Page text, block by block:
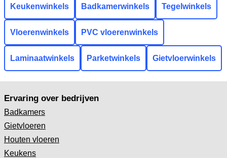
Keukenwinkels Badkamerwinkels Tegelwinkels
Vloerenwinkels PVC vloerenwinkels
Laminaatwinkels Parketwinkels Gietvloerwinkels
Ervaring over bedrijven
Badkamers
Gietvloeren
Houten vloeren
Keukens